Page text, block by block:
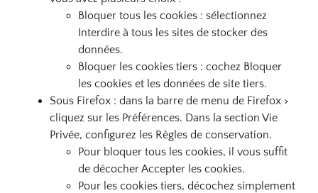
Bloquer tous les cookies : sélectionnez
Interdire à tous les sites de stocker des
données.
Bloquer les cookies tiers : cochez Bloquer
les cookies et les données de site tiers.
Sous Firefox : dans la barre de menu de Firefox >
cliquez sur les Préférences. Dans la section Vie
Privée, configurez les Règles de conservation.
Pour bloquer tous les cookies, il vous suffit
de décocher Accepter les cookies.
Pour les cookies tiers, décochez simplement